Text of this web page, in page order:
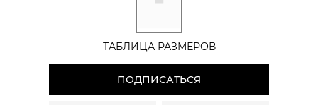
ТАБЛИЦА РАЗМЕРОВ
ПОДПИСАТЬСЯ